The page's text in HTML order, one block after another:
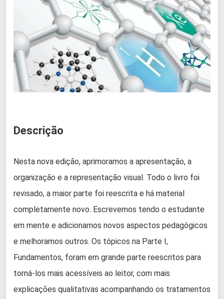
Descrição
Nesta nova edição, aprimoramos a apresentação, a
organização e a representação visual. Todo o livro foi
revisado, a maior parte foi reescrita e há material
completamente novo. Escrevemos tendo o estudante
em mente e adicionamos novos aspectos pedagógicos
e melhoramos outros. Os tópicos na Parte I,
Fundamentos, foram em grande parte reescritos para
torná-los mais acessíveis ao leitor, com mais
explicações qualitativas acompanhando os tratamentos